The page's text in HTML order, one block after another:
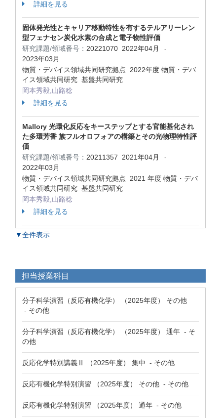
詳細を見る
固体発光性とキャリア移動特性を有するテルアリーレン
型フェナセン炭化水素の合成と電子物性評価
研究課題/領域番号： 20221070 2022年04月 -
2023年03月
物質・デバイス領域共同研究拠点 2022年度 物質・デバ
イス領域共同研究 基盤共同研究
岡本秀毅,山路稔
詳細を見る
Mallory 光環化反応をキーステップとする官能基化され
た多環芳香 族フルオロフォアの構築とその光物理特性評
価
研究課題/領域番号： 20211357 2021年04月 -
2022年03月
物質・デバイス領域共同研究拠点 2021 年度 物質・デバ
イス領域共同研究 基盤共同研究
岡本秀毅,山路稔
詳細を見る
▼全件表示
担当授業科目
分子科学演習（反応有機化学） （2025年度） その他
- その他
分子科学演習（反応有機化学） （2025年度） 通年 - そ
の他
反応化学特別講義Ⅱ （2025年度） 集中 - その他
反応有機化学特別演習 （2025年度） その他 - その他
反応有機化学特別演習 （2025年度） 通年 - その他